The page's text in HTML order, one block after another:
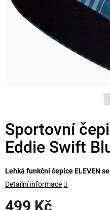
Sportovní
Eddie Swift
499 Kč
Lehká funkční čepice ELEVEN
Detailní informace